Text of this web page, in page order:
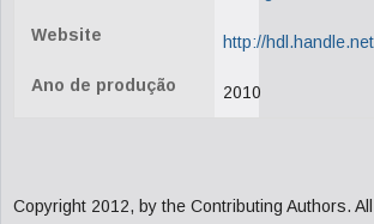
Website http://
Ano de produção 2010
Copyright 2012, by the Contributing Authors.